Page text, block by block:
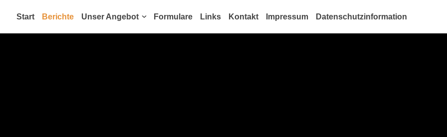
Start Berichte Unser Angebot Formulare Links Kontakt Impressum Datenschutzinformation